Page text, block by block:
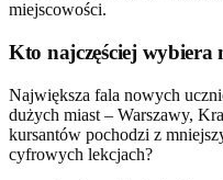
miejscowości.
Kto najczęściej wybiera
Największa fala nowych
dużych miast – Warszawy,
kursantów pochodzi z
cyfrowych lekcjach?